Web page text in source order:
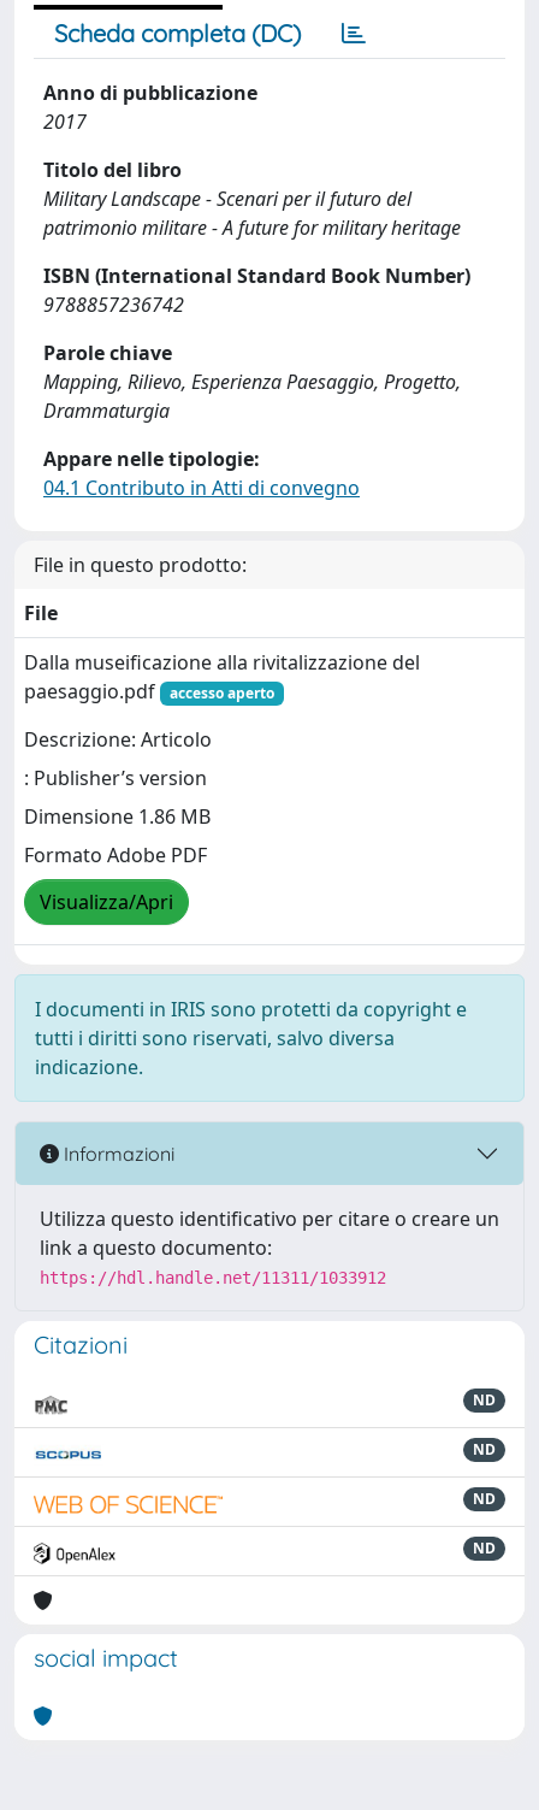
Scheda completa (DC)
Anno di pubblicazione
2017
Titolo del libro
Military Landscape - Scenari per il futuro del
patrimonio militare - A future for military heritage
ISBN (International Standard Book Number)
9788857236742
Parole chiave
Mapping, Rilievo, Esperienza Paesaggio, Progetto,
Drammaturgia
Appare nelle tipologie:
04.1 Contributo in Atti di convegno
File in questo prodotto:
File
Dalla museificazione alla rivitalizzazione del
paesaggio.pdf
accesso aperto
Descrizione: Articolo
: Publisher’s version
Dimensione 1.86 MB
Formato Adobe PDF
Visualizza/Apri
I documenti in IRIS sono protetti da copyright e
tutti i diritti sono riservati, salvo diversa
indicazione.
Informazioni
Utilizza questo identificativo per citare o creare un
link a questo documento:
https://hdl.handle.net/11311/1033912
Citazioni
ND
ND
ND
ND
social impact